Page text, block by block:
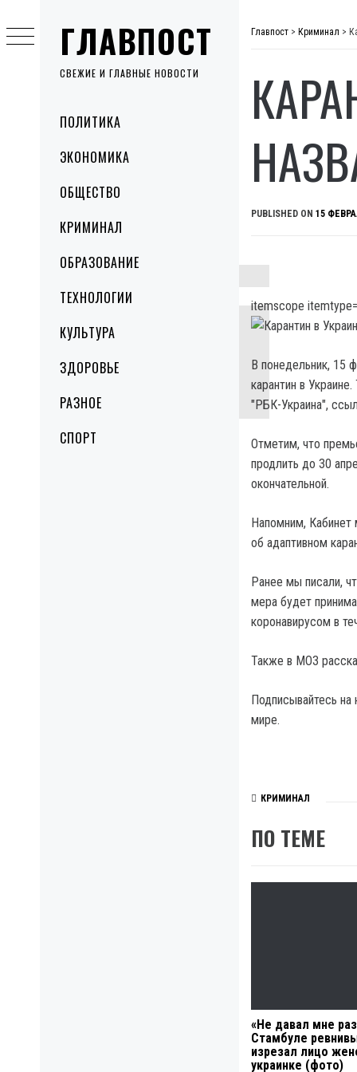
ГЛАВПОСТ
СВЕЖИЕ И ГЛАВНЫЕ НОВОСТИ
MenuПОЛИТИКА
ЭКОНОМИКА
ОБЩЕСТВО
КРИМИНАЛ
ОБРАЗОВАНИЕ
ТЕХНОЛОГИИ
КУЛЬТУРА
ЗДОРОВЬЕ
РАЗНОЕ
СПОРТ
to
content
Главпост > Криминал >
PUBLISHED ON 15
itemscope
В понедельник, 15
карантин в
"РБК-Украина",
Отметим, что
продлить до 30
окончательной.
Напомним, Кабинет
об адаптивном
Ранее мы писали,
мера будет
коронавирусом в
Также в МОЗ
Подписывайтесь на
мире.
КРИМИНАЛ
ПО ТЕМЕ
«Не давал мне
Стамбуле
изрезал лицо
украинке (фото)